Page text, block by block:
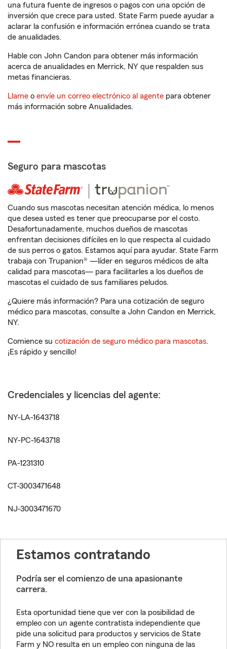
una futura fuente de ingresos o pagos con una opción de
inversión que crece para usted. State Farm puede ayudar a
aclarar la confusión e información errónea cuando se trata
de anualidades.
Hable con John Candon para obtener más información
acerca de anualidades en Merrick, NY que respalden sus
metas financieras.
Llame o envíe un correo electrónico al agente para obtener
más información sobre Anualidades.
Seguro para mascotas
Cuando sus mascotas necesitan atención médica, lo menos
que desea usted es tener que preocuparse por el costo.
Desafortunadamente, muchos dueños de mascotas
enfrentan decisiones difíciles en lo que respecta al cuidado
de sus perros o gatos. Estamos aquí para ayudar. State Farm
trabaja con Trupanion® —líder en seguros médicos de alta
calidad para mascotas— para facilitarles a los dueños de
mascotas el cuidado de sus familiares peludos.
¿Quiere más información? Para una cotización de seguro
médico para mascotas, consulte a John Candon en Merrick,
NY.
Comience su cotización de seguro médico para mascotas.
¡Es rápido y sencillo!
Credenciales y licencias del agente:
NY-LA-1643718
NY-PC-1643718
PA-1231310
CT-3003471648
NJ-3003471670
Estamos contratando
Podría ser el comienzo de una apasionante
carrera.
Esta oportunidad tiene que ver con la posibilidad de
empleo con un agente contratista independiente que
pide una solicitud para productos y servicios de State
Farm y NO resulta en un empleo con ninguna de las